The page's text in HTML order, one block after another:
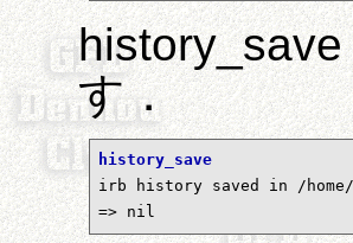
す．
history_save
irb history saved in /home/
=> nil